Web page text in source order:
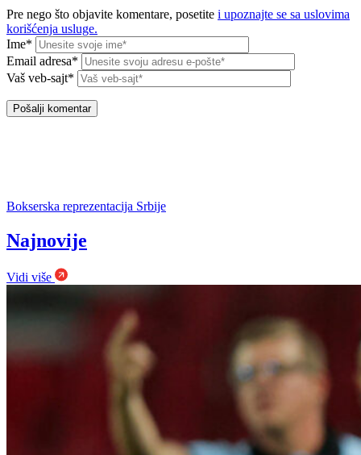
Pre nego što objavite komentare, posetite i upoznajte se sa uslovima
korišćenja usluge.
Ime*
Email adresa*
Vaš veb-sajt*
Bokserska reprezentacija Srbije
Najnovije
Vidi više